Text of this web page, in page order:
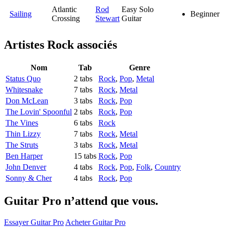
Sailing
Atlantic
Crossing
Rod
Stewart
Easy Solo
Guitar
Beginner
Artistes Rockassociés
Nom Tab
Genre
Status Quo
2 tabs Rock, Pop, Metal
Whitesnake
7 tabs Rock, Metal
Don McLean
3 tabs Rock, Pop
The Lovin' Spoonful 2 tabs Rock, Pop
The Vines
6 tabs
Rock
Thin Lizzy
7 tabs Rock, Metal
The Struts
3 tabs Rock, Metal
Ben Harper
15 tabs Rock, Pop
John Denver
4 tabs Rock, Pop, Folk, Country
Sonny & Cher
4 tabs Rock, Pop
Guitar Pro n’attend que vous.
Essayer Guitar Pro Acheter Guitar Pro